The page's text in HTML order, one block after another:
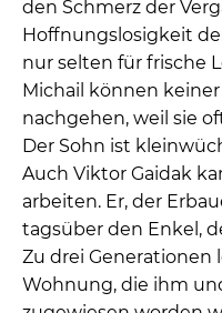
den Schmerz der
Hoffnungslosigkeit
nur selten für frische
Michail können
nachgehen, weil sie
Der Sohn ist
Auch Viktor Gaidak
arbeiten. Er, der
tagsüber den Enkel,
Zu drei Generationen
Wohnung, die ihm